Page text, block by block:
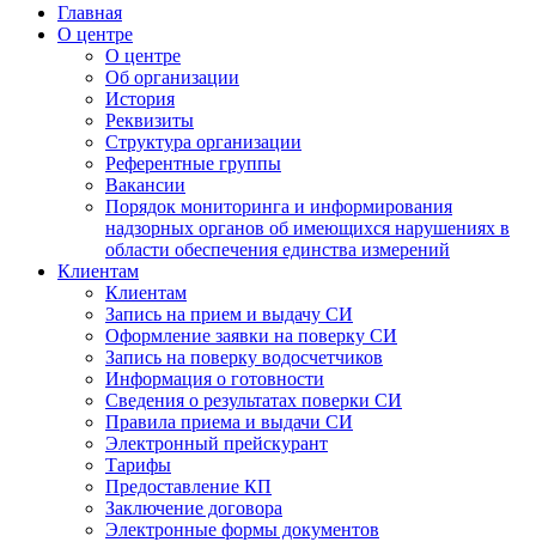
Главная
О центре
О центре
Об организации
История
Реквизиты
Структура организации
Референтные группы
Вакансии
Порядок мониторинга и информирования
надзорных органов об имеющихся нарушениях в
области обеспечения единства измерений
Клиентам
Клиентам
Запись на прием и выдачу СИ
Оформление заявки на поверку СИ
Запись на поверку водосчетчиков
Информация о готовности
Сведения о результатах поверки СИ
Правила приема и выдачи СИ
Электронный прейскурант
Тарифы
Предоставление КП
Заключение договора
Электронные формы документов